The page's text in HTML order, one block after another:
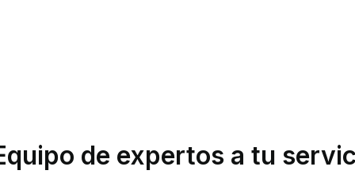
de expertos a tu